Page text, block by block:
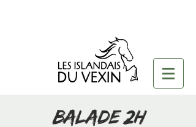
Balade 2H